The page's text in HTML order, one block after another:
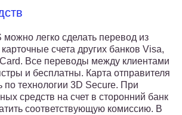
легко сделать перевод из
счета других банков Visa,
Все переводы между клиентами
и бесплатны. Карта отправителя
по технологии 3D Secure. При
средств на счет в сторонний банк
соответствующую комиссию. В